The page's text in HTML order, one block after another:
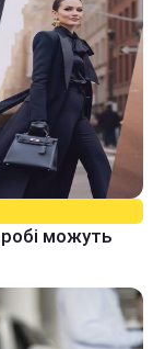
можуть